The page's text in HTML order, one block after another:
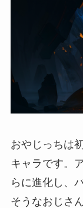
おやじっちは
キャラです。
らに進化し、
そうなおじさ